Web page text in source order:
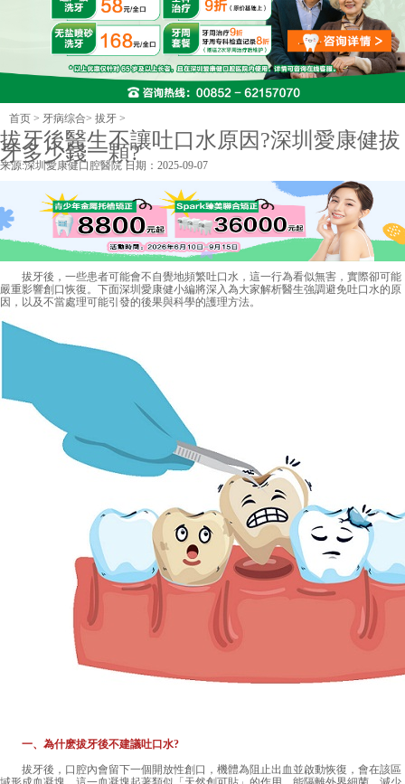
首页 > 牙病综合> 拔牙 >
拔牙後醫生不讓吐口水原因?深圳愛康健拔
牙多少錢一顆?
来源:深圳愛康健口腔醫院日期：2025-09-07
拔牙後，一些患者可能會不自覺地頻繁吐口水，這一行為看似無害，實際卻可能
嚴重影響創口恢復。下面深圳愛康健小編將深入為大家解析醫生強調避免吐口水的原
因，以及不當處理可能引發的後果與科學的護理方法。
一、為什麽拔牙後不建議吐口水?
拔牙後，口腔內會留下一個開放性創口，機體為阻止出血並啟動恢復，會在該區